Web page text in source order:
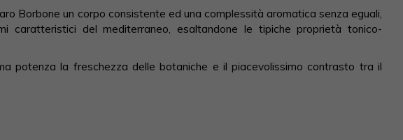
Borbone un corpo consistente ed una complessità aromatica senza eguali,
caratteristici del mediterraneo, esaltandone le tipiche proprietà tonico-
potenza la freschezza delle botaniche e il piacevolissimo contrasto tra il